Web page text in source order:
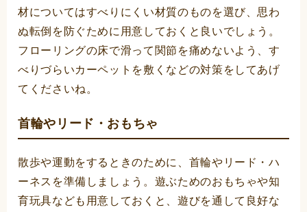
材についてはすべりにくい材質のものを選び、思わ
ぬ転倒を防ぐために用意しておくと良いでしょう。
フローリングの床で滑って関節を痛めないよう、す
べりづらいカーペットを敷くなどの対策をしてあげ
てくださいね。
首輪やリード・おもちゃ
散歩や運動をするときのために、首輪やリード・ハ
ーネスを準備しましょう。遊ぶためのおもちゃや知
育玩具なども用意しておくと、遊びを通して良好な